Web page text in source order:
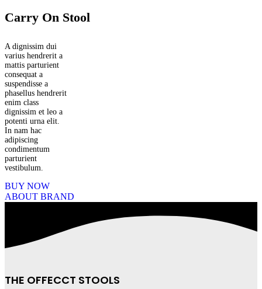
Carry On Stool
A dignissim dui
varius hendrerit a
mattis parturient
consequat a
suspendisse a
phasellus hendrerit
enim class
dignissim et leo a
potenti urna elit.
In nam hac
adipiscing
condimentum
parturient
vestibulum.
BUY NOW
ABOUT BRAND
THE OFFECCT STOOLS